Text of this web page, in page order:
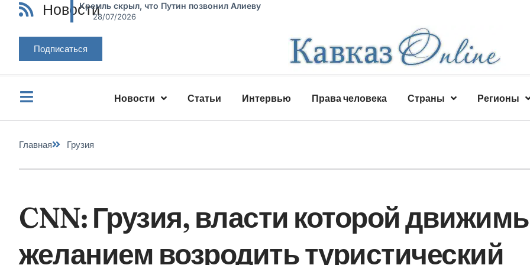
НовостиКремль скрыл, что Путин позвонил Алиеву
28/07/2026
Подписаться
Новости Статьи Интервью Права человека Страны Регионы
Главная Грузия
CNN: Грузия, власти которой
желанием возродить туристический